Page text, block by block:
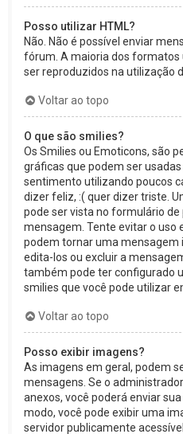
Posso utilizar HTML?
Não. Não é possível enviar
fórum. A maioria dos formatos
ser reproduzidos na utilização
Voltar ao topo
O que são smilies?
Os Smilies ou Emoticons, são
gráficas que podem ser
sentimento utilizando poucos
dizer feliz, :( quer dizer triste.
pode ser vista no formulário
mensagem. Tente evitar o uso
podem tornar uma mensagem
edita-los ou excluir a
também pode ter configurado
smilies que você pode utilizar
Voltar ao topo
Posso exibir imagens?
As imagens em geral, podem
mensagens. Se o
anexos, você poderá enviar
modo, você pode exibir uma
servidor publicamente